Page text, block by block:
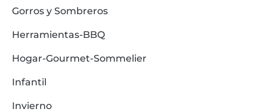
Gorros y Sombreros
Herramientas-BBQ
Hogar-Gourmet-Sommelier
Infantil
Invierno